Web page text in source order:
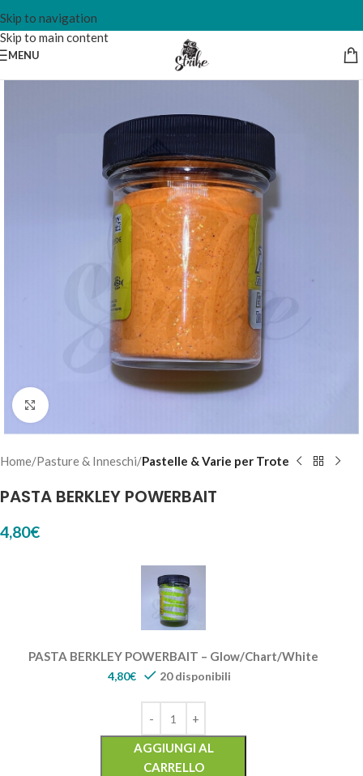
Skip to navigation
Skip to main content
MENU
Click to enlarge
Home Pasture & Inneschi Pastelle & Varie per Trote
PASTA BERKLEY POWERBAIT
4,80€
PASTA BERKLEY POWERBAIT – Glow/Chart/White
4,80€ 20 disponibili
AGGIUNGI AL
CARRELLO